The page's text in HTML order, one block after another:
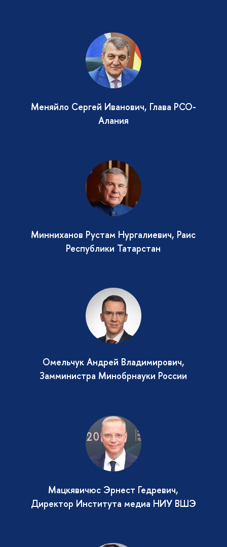
Меняйло Сергей Иванович, Глава РСО-
Алания
Минниханов Рустам Нургалиевич, Раис
Республики Татарстан
Омельчук Андрей Владимирович,
Замминистра Минобрнауки России
Мацкявичюс Эрнест Гедревич,
Директор Института медиа НИУ ВШЭ